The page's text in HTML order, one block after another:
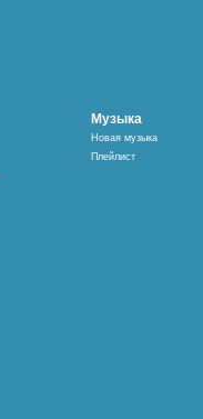
Музыка
Новая музыка
Плейлист